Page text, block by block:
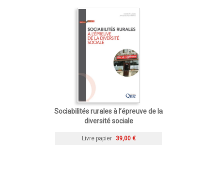
Sociabilités rurales à l’épreuve de la
diversité sociale
Livre papier 39,00 €